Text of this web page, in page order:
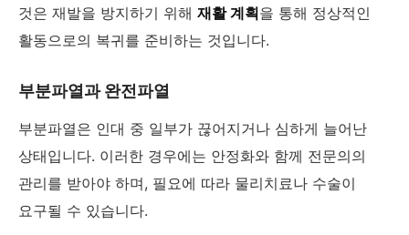
것은 재발을 방지하기 위해 재활 계획을 통해 정상적인
활동으로의 복귀를 준비하는 것입니다.
부분파열과 완전파열
부분파열은 인대 중 일부가 끊어지거나 심하게 늘어난
상태입니다. 이러한 경우에는 안정화와 함께 전문의의
관리를 받아야 하며, 필요에 따라 물리치료나 수술이
요구될 수 있습니다.